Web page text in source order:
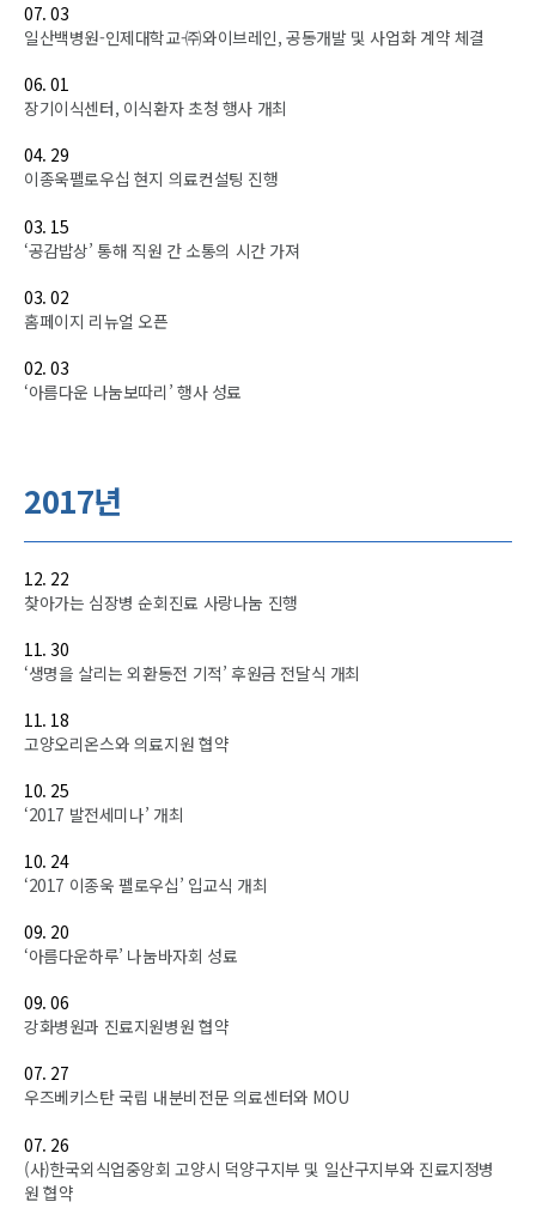
07. 03
일산백병원-인제대학교-㈜와이브레인, 공동개발 및 사업화 계약 체결
06. 01
장기이식센터, 이식환자 초청 행사 개최
04. 29
이종욱펠로우십 현지 의료컨설팅 진행
03. 15
‘공감밥상’ 통해 직원 간 소통의 시간 가져
03. 02
홈페이지 리뉴얼 오픈
02. 03
‘아름다운 나눔보따리’ 행사 성료
2017년
12. 22
찾아가는 심장병 순회진료 사랑나눔 진행
11. 30
‘생명을 살리는 외환동전 기적’ 후원금 전달식 개최
11. 18
고양오리온스와 의료지원 협약
10. 25
‘2017 발전세미나’ 개최
10. 24
‘2017 이종욱 펠로우십’ 입교식 개최
09. 20
‘아름다운하루’ 나눔바자회 성료
09. 06
강화병원과 진료지원병원 협약
07. 27
우즈베키스탄 국립 내분비전문 의료센터와 MOU
07. 26
(사)한국외식업중앙회 고양시 덕양구지부 및 일산구지부와 진료지정병
원 협약